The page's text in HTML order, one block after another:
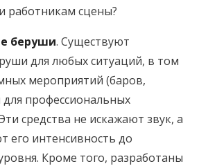
работникам сцены?
беруши. Существуют
для любых ситуаций, в том
мероприятий (баров,
профессиональных
средства не искажают звук, а
его интенсивность до
Кроме того, разработаны